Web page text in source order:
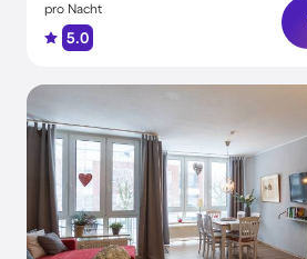
pro Nacht
5.0